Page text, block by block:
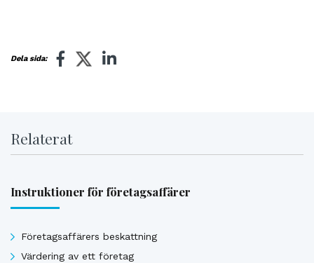
Dela sida:
Relaterat
Instruktioner för företagsaffärer
Företagsaffärers beskattning
Värdering av ett företag